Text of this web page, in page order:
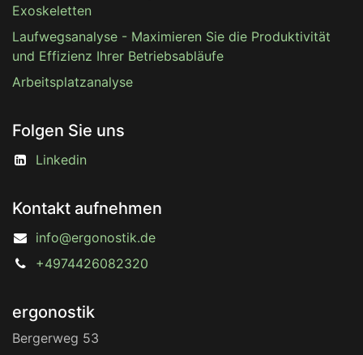
Exoskeletten
Laufwegsanalyse - Maximieren Sie die Produktivität
und Effizienz Ihrer Betriebsabläufe
Arbeitsplatzanalyse
Folgen Sie uns
Linkedin
Kontakt aufnehmen
info@ergonostik.de
+4974426082320
ergonostik
Bergerweg 53